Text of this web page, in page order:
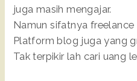
juga masih mengajar.
Namun sifatnya freelance
Platform blog juga yang
Tak terpikir lah cari uang